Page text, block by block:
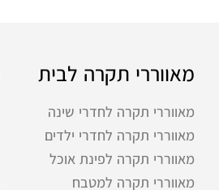
מאווררי תקרה לבית
מאווררי תקרה לחדרי שינה
מאווררי תקרה לחדרי ילדים
מאווררי תקרה לפינת אוכל
מאווררי תקרה למטבח